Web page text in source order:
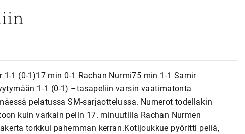
1 (0-1)17 min 0-1 Rachan Nurmi75 min 1-1 Samir
1-1 (0-1) –tasapeliin varsin vaatimatonta
pelatussa SM-sarjaottelussa. Numerot todellakin
kuin varkain pelin 17. minuutilla Rachan Nurmen
torkkui pahemman kerran.Kotijoukkue pyöritti peliä,